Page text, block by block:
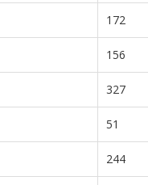
172
156
327
51
244